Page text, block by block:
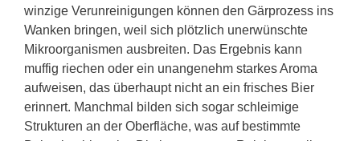
winzige Verunreinigungen können den Gärprozess ins
Wanken bringen, weil sich plötzlich unerwünschte
Mikroorganismen ausbreiten. Das Ergebnis kann
muffig riechen oder ein unangenehm starkes Aroma
aufweisen, das überhaupt nicht an ein frisches Bier
erinnert. Manchmal bilden sich sogar schleimige
Strukturen an der Oberfläche, was auf bestimmte